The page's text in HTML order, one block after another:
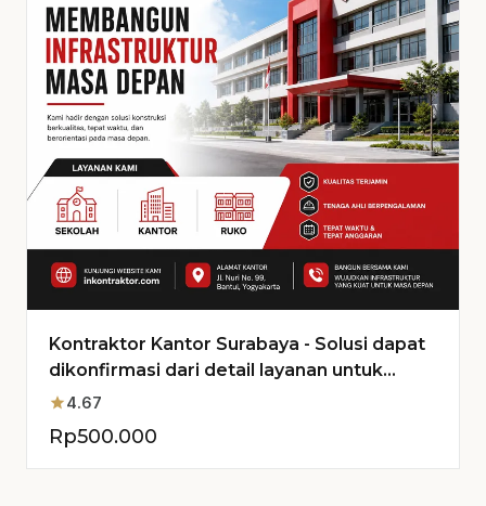
Kontraktor Kantor Surabaya - Solusi dapat
dikonfirmasi dari detail layanan untuk
Proyek Anda
star4.67
Rp500.000